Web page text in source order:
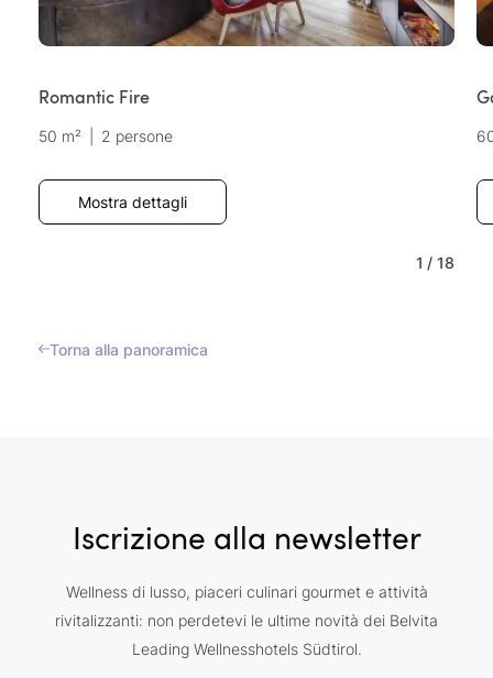
Romantic Fire
50 m² 2 persone
Mostra dettagli
1 / 18
Torna alla panoramica
Iscrizione alla newsletter
Wellness di lusso, piaceri culinari gourmet e attività
rivitalizzanti: non perdetevi le ultime novità dei Belvita
Leading Wellnesshotels Südtirol.